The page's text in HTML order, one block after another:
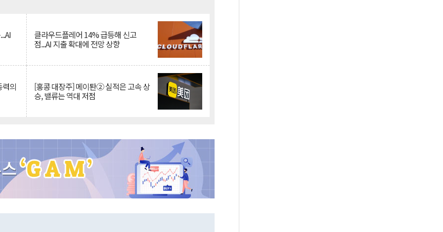
클라우드플레어 14% 급등해 신고
점...AI 지출 확대에 전망 상향
의 [홍콩 대장주] 메이퇀② 실적은 고속 상
승, 밸류는 역대 저점